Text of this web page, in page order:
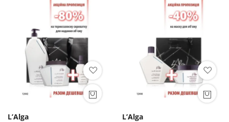
L’Alga
L’Alga